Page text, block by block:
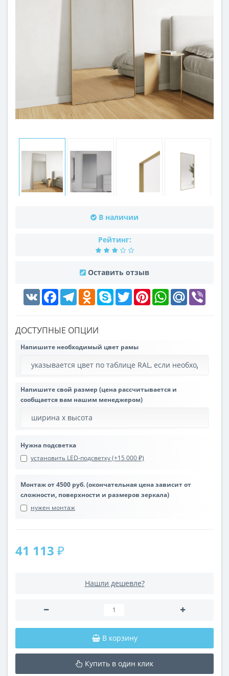
В наличии
Рейтинг:
Оставить отзыв
VK FacebookTelegramOdnoklassniki
Skype Twitter PinterestWhatsAppMail.Ru
ДОСТУПНЫЕ ОПЦИИ
Напишите необходимый цвет рамы
Напишите свой размер (цена рассчитывается и
сообщается вам нашим менеджером)
Нужна подсветка
установить LED-подсветку (+15 000 ₽)
Монтаж от 4500 руб. (окончательная цена зависит от
сложности, поверхности и размеров зеркала)
нужен монтаж
41 113 ₽
Нашли дешевле?
В корзину
Купить в один клик